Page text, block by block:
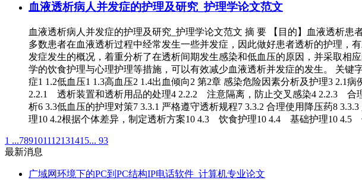
血液透析病人并发症的护理及研究_护理学论文范文
血液透析病人并发症的护理及研究_护理学论文范文 摘 要 【目的】血液透析
多数患者在血液透析过程中经常发生一些并发症，因此做好患者透析的护理，
发症发生的概况，着重分析了在透析间期发生感染和低血压的原因，并采取相
学的饮食护理与心理护理等措施，可以有效减少血液透析并发症的发生。 关
症1 1.2低血压1 1.3高血压2 1.4出血倾向2 第2章 感染危险因素分析及护理3
2.2.1 透析装置和透析用品的处理4 2.2.2 注意隔离，防止交叉感染4 2.2.3 合
析6 3.3低血压的护理对策7 3.3.1 严格遵守透析规程7 3.3.2 合理使用降压药8
理10 4.2根据个体差异，制定透析方案10 4.3 饮食护理10 4.4 基础护理10 4.5
1 ...789101112131415... 93
最新消息
广域网环境下的PC到PC结构IP电话软件_计算机专业论文